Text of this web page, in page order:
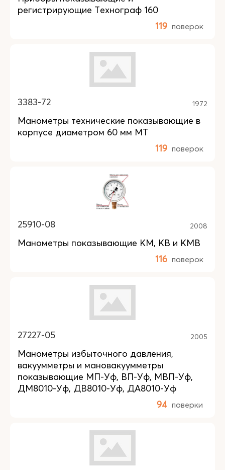
регистрирующие Технограф 160
119 поверок
3383-72 1972
Манометры технические показывающие в
корпусе диаметром 60 мм МТ
119 поверок
25910-08 2008
Манометры показывающие КM, КB и КMB
116 поверок
27227-05 2005
Манометры избыточного давления,
вакуумметры и мановакуумметры
показывающие МП-Уф, ВП-Уф, МВП-Уф,
ДМ8010-Уф, ДВ8010-Уф, ДА8010-Уф
94 поверки